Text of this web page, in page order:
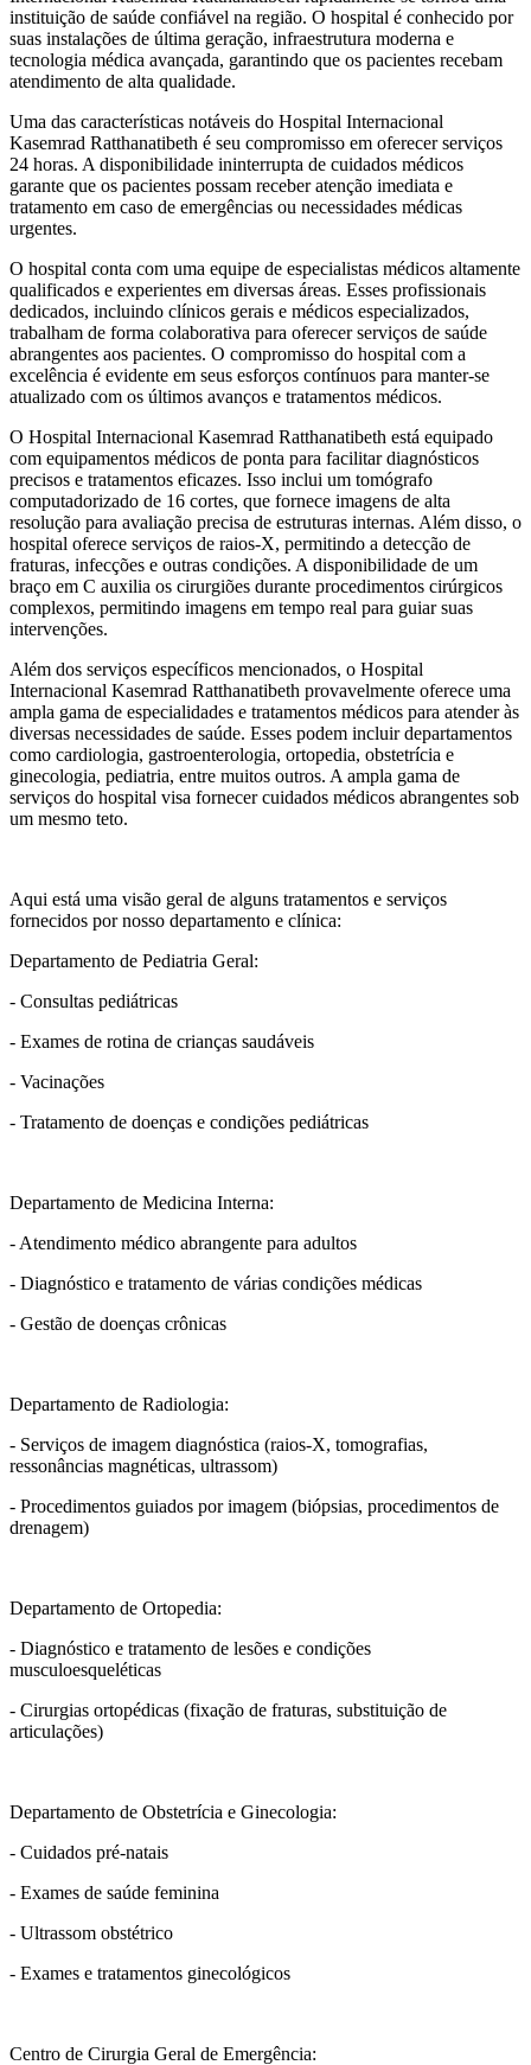
instituição de saúde confiável na região. O hospital é conhecido por
suas instalações de última geração, infraestrutura moderna e
tecnologia médica avançada, garantindo que os pacientes recebam
atendimento de alta qualidade.
Uma das características notáveis do Hospital Internacional
Kasemrad Ratthanatibeth é seu compromisso em oferecer serviços
24 horas. A disponibilidade ininterrupta de cuidados médicos
garante que os pacientes possam receber atenção imediata e
tratamento em caso de emergências ou necessidades médicas
urgentes.
O hospital conta com uma equipe de especialistas médicos altamente
qualificados e experientes em diversas áreas. Esses profissionais
dedicados, incluindo clínicos gerais e médicos especializados,
trabalham de forma colaborativa para oferecer serviços de saúde
abrangentes aos pacientes. O compromisso do hospital com a
excelência é evidente em seus esforços contínuos para manter-se
atualizado com os últimos avanços e tratamentos médicos.
O Hospital Internacional Kasemrad Ratthanatibeth está equipado
com equipamentos médicos de ponta para facilitar diagnósticos
precisos e tratamentos eficazes. Isso inclui um tomógrafo
computadorizado de 16 cortes, que fornece imagens de alta
resolução para avaliação precisa de estruturas internas. Além disso, o
hospital oferece serviços de raios-X, permitindo a detecção de
fraturas, infecções e outras condições. A disponibilidade de um
braço em C auxilia os cirurgiões durante procedimentos cirúrgicos
complexos, permitindo imagens em tempo real para guiar suas
intervenções.
Além dos serviços específicos mencionados, o Hospital
Internacional Kasemrad Ratthanatibeth provavelmente oferece uma
ampla gama de especialidades e tratamentos médicos para atender às
diversas necessidades de saúde. Esses podem incluir departamentos
como cardiologia, gastroenterologia, ortopedia, obstetrícia e
ginecologia, pediatria, entre muitos outros. A ampla gama de
serviços do hospital visa fornecer cuidados médicos abrangentes sob
um mesmo teto.
Aqui está uma visão geral de alguns tratamentos e serviços
fornecidos por nosso departamento e clínica:
Departamento de Pediatria Geral:
- Consultas pediátricas
- Exames de rotina de crianças saudáveis
- Vacinações
- Tratamento de doenças e condições pediátricas
Departamento de Medicina Interna:
- Atendimento médico abrangente para adultos
- Diagnóstico e tratamento de várias condições médicas
- Gestão de doenças crônicas
Departamento de Radiologia:
- Serviços de imagem diagnóstica (raios-X, tomografias,
ressonâncias magnéticas, ultrassom)
- Procedimentos guiados por imagem (biópsias, procedimentos de
drenagem)
Departamento de Ortopedia:
- Diagnóstico e tratamento de lesões e condições
musculoesqueléticas
- Cirurgias ortopédicas (fixação de fraturas, substituição de
articulações)
Departamento de Obstetrícia e Ginecologia:
- Cuidados pré-natais
- Exames de saúde feminina
- Ultrassom obstétrico
- Exames e tratamentos ginecológicos
Centro de Cirurgia Geral de Emergência: